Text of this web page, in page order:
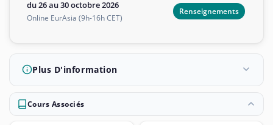
du 26 au 30 octobre 2026
Online EurAsia (9h-16h CET)
Renseignements
Plus D'information
Cours Associés